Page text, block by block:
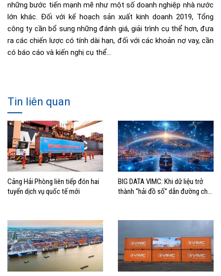
những bước tiến mạnh mẽ như một số doanh nghiệp nhà nước
lớn khác. Đối với kế hoạch sản xuất kinh doanh 2019, Tổng
công ty cần bổ sung những đánh giá, giải trình cụ thể hơn, đưa
ra các chiến lược có tính dài hạn, đối với các khoản nợ vay, cần
có báo cáo và kiến nghị cụ thể…
Tin liên quan
Cảng Hải Phòng liên tiếp đón hai
tuyến dịch vụ quốc tế mới
BIG DATA VIMC: Khi dữ liệu trở
thành “hải đồ số” dẫn đường cho